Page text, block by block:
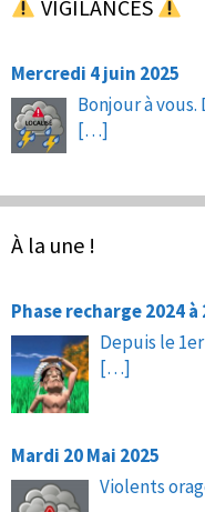
VIGILANCES
Mercredi 4 juin 2025
Bonjour à
[…]
À la une !
Phase recharge 2024 à
Depuis le
[…]
Mardi 20 Mai 2025
Violents